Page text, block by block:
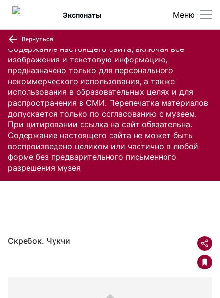
Содержание настоящего сайта, включая все
изображения и текстовую информацию,
предназначено только для персонального
некоммерческого использования, а также
использования в образовательных целях и для
распространения в СМИ. Перепечатка материалов
допускается только по согласованию с музеем.
При цитировании ссылка на сайт обязательна.
Содержание настоящего сайта не может быть
воспроизведено целиком или частично в любой
форме без предварительного письменного
разрешения музея
Меню
Экспонаты
Вернуться
Скребок. Чукчи